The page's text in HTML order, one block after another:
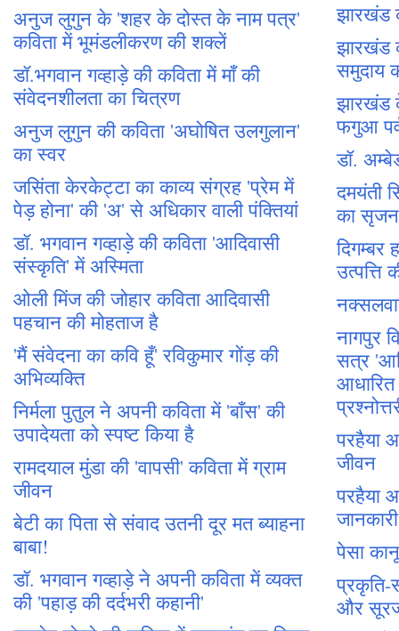
अनुज लुगुन के 'शहर के दोस्त के नाम पत्र'
कविता में भूमंडलीकरण की शक्लें
डॉ.भगवान गव्हाड़े की कविता में माँ की
संवेदनशीलता का चित्रण
अनुज लुगुन की कविता 'अघोषित उलगुलान'
का स्वर
जसिंता केरकेट्टा का काव्य संग्रह 'प्रेम में
पेड़ होना' की 'अ' से अधिकार वाली पंक्तियां
डॉ. भगवान गव्हाड़े की कविता 'आदिवासी
संस्कृति' में अस्मिता
ओली मिंज की जोहार कविता आदिवासी
पहचान की मोहताज है
'मैं संवेदना का कवि हूँ' रविकुमार गोंड़ की
अभिव्यक्ति
निर्मला पुतुल ने अपनी कविता में 'बाँस' की
उपादेयता को स्पष्ट किया है
रामदयाल मुंडा की 'वापसी' कविता में ग्राम
जीवन
बेटी का पिता से संवाद उतनी दूर मत ब्याहना
बाबा!
डॉ. भगवान गव्हाड़े ने अपनी कविता में व्यक्त
की 'पहाड़ की दर्दभरी कहानी'
झारखंड
झारखंड
समुदाय
झारखंड
फगुआ
डॉ.
दमयंती
का
दिगम्बर
उत्पत्ति
नागपुर
सत्र
आधारित
परहैया
जीवन
परहैया
जानकारी
पेसा
प्रकृति-
और